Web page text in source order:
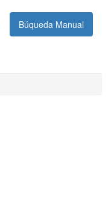
Búqueda Manual